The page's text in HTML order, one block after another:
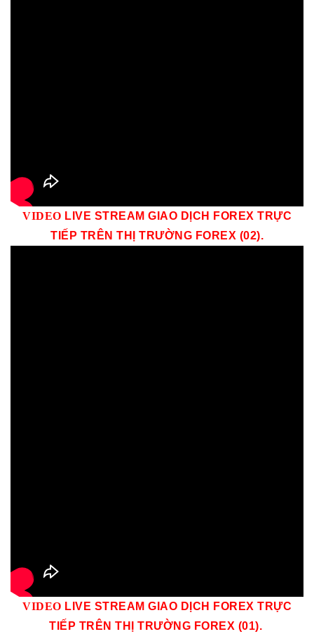
VIDEO LIVE STREAM GIAO DỊCH FOREX TRỰC
TIẾP TRÊN THỊ TRƯỜNG FOREX (02).
VIDEO LIVE STREAM GIAO DỊCH FOREX TRỰC
TIẾP TRÊN THỊ TRƯỜNG FOREX (01).